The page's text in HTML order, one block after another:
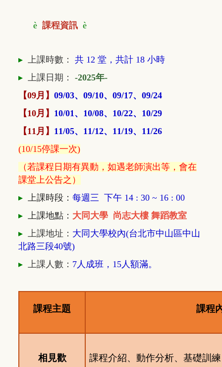
è 課程資訊 è
▸ 上課時數： 共 12 堂，共計 18 小時
▸ 上課日期： -2025年-
【09月】 09/03、09/10、09/17、09/24
【10月】 10/01、10/08、10/22、10/29
【11月】 11/05、11/12、11/19、11/26
(10/15停課一次)
（若課程日期有異動，如遇老師演出等，會在
課堂上公告之）
▸ 上課時段： 每週三 下午 14 : 30 ~ 16 : 00
▸ 上課地點： 大同大學 尚志大樓 舞蹈教室
▸ 上課地址： 大同大學校內(台北市中山區中山
北路三段40號)
▸ 上課人數： 7人成班，15人額滿。
課程主題 課程
相見歡 課程介紹、動作分析、基礎訓練